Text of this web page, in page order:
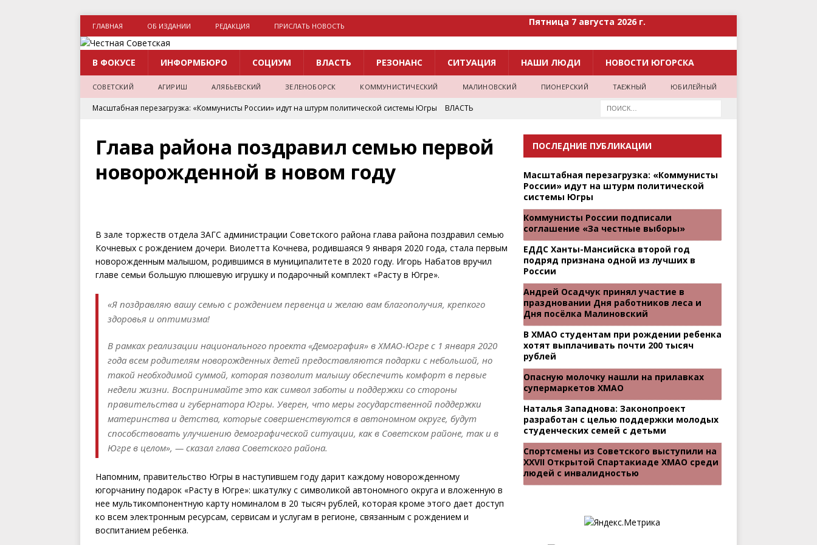
ГЛАВНАЯ ОБ ИЗДАНИИ РЕДАКЦИЯ ПРИСЛАТЬ НОВОСТЬ Пятница 7 августа 2026 г.
В ФОКУСЕ ИНФОРМБЮРО СОЦИУМ ВЛАСТЬ РЕЗОНАНС СИТУАЦИЯ НАШИ ЛЮДИ НОВОСТИ ЮГОРСКА
СОВЕТСКИЙ АГИРИШ АЛЯБЬЕВСКИЙ ЗЕЛЕНОБОРСК КОММУНИСТИЧЕСКИЙ МАЛИНОВСКИЙ ПИОНЕРСКИЙ ТАЕЖНЫЙ ЮБИЛЕЙНЫЙ
Масштабная перезагрузка: «Коммунисты России» идут на штурм политической системы Югры
ВЛАСТЬ
ЕДДС Ханты-Мансийска второй год подряд признана одной из лучших в России
НОВОСТИ ХМАО
Андрей Осадчук принял участие в праздновании Дня работников леса и Дня посёлка Малиновский
Глава района поздравил семью первой
новорожденной в новом году
В зале торжеств отдела ЗАГС администрации Советского района глава района поздравил семью
Кочневых с рождением дочери. Виолетта Кочнева, родившаяся 9 января 2020 года, стала первым
новорожденным малышом, родившимся в муниципалитете в 2020 году. Игорь Набатов вручил
главе семьи большую плюшевую игрушку и подарочный комплект «Расту в Югре».
«Я поздравляю вашу семью с рождением первенца и желаю вам благополучия, крепкого
здоровья и оптимизма!
В рамках реализации национального проекта «Демография» в ХМАО-Югре с 1 января 2020
года всем родителям новорожденных детей предоставляются подарки с небольшой, но
такой необходимой суммой, которая позволит малышу обеспечить комфорт в первые
недели жизни. Воспринимайте это как символ заботы и поддержки со стороны
правительства и губернатора Югры. Уверен, что меры государственной поддержки
материнства и детства, которые совершенствуются в автономном округе, будут
способствовать улучшению демографической ситуации, как в Советском районе, так и в
Югре в целом», — сказал глава Советского района.
Напомним, правительство Югры в наступившем году дарит каждому новорожденному
югорчанину подарок «Расту в Югре»: шкатулку с символикой автономного округа и вложенную в
нее мультикомпонентную карту номиналом в 20 тысяч рублей, которая кроме этого дает доступ
ко всем электронным ресурсам, сервисам и услугам в регионе, связанным с рождением и
воспитанием ребенка.
ПОСЛЕДНИЕ ПУБЛИКАЦИИ
Масштабная перезагрузка: «Коммунисты
России» идут на штурм политической
системы Югры
Коммунисты России подписали
соглашение «За честные выборы»
ЕДДС Ханты-Мансийска второй год
подряд признана одной из лучших в
России
Андрей Осадчук принял участие в
праздновании Дня работников леса и
Дня посёлка Малиновский
В ХМАО студентам при рождении ребенка
хотят выплачивать почти 200 тысяч
рублей
Опасную молочку нашли на прилавках
супермаркетов ХМАО
Наталья Западнова: Законопроект
разработан с целью поддержки молодых
студенческих семей с детьми
Спортсмены из Советского выступили на
XXVII Открытой Спартакиаде ХМАО среди
людей с инвалидностью